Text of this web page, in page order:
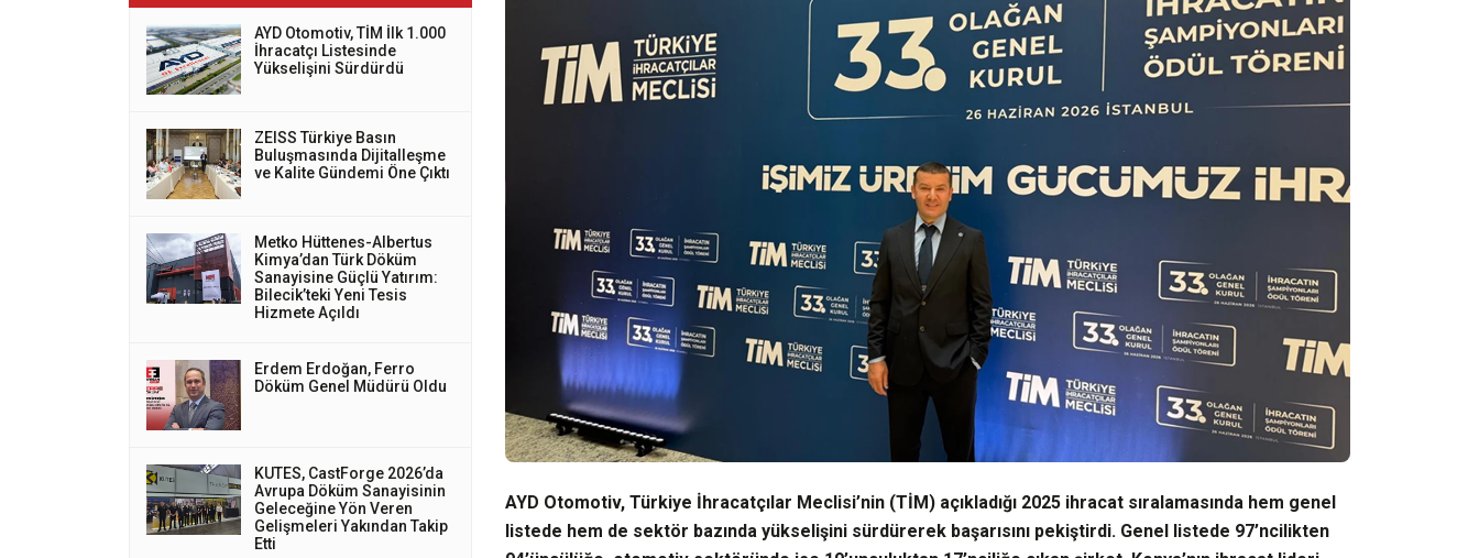
AYD Otomotiv, TİM İlk 1.000
İhracatçı Listesinde
Yükselişini Sürdürdü
ZEISS Türkiye Basın
Buluşmasında Dijitalleşme
ve Kalite Gündemi Öne Çıktı
Metko Hüttenes-Albertus
Kimya’dan Türk Döküm
Sanayisine Güçlü Yatırım:
Bilecik’teki Yeni Tesis
Hizmete Açıldı
Erdem Erdoğan, Ferro
Döküm Genel Müdürü Oldu
KUTES, CastForge 2026’da
Avrupa Döküm Sanayisinin
Geleceğine Yön Veren
Gelişmeleri Yakından Takip
Etti
AYD Otomotiv, Türkiye İhracatçılar Meclisi’nin (TİM) açıkladığı 2025 ihracat sıralamasında hem genel
listede hem de sektör bazında yükselişini sürdürerek başarısını pekiştirdi. Genel listede 97’ncilikten